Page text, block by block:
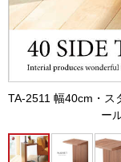
TA-2511 幅40cm・ス
ー